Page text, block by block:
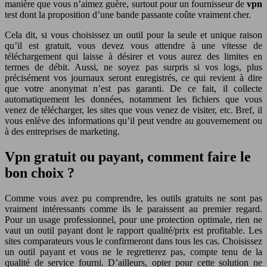
manière que vous n’aimez guère, surtout pour un fournisseur de vpn
test dont la proposition d’une bande passante coûte vraiment cher.
Cela dit, si vous choisissez un outil pour la seule et unique raison
qu’il est gratuit, vous devez vous attendre à une vitesse de
téléchargement qui laisse à désirer et vous aurez des limites en
termes de débit. Aussi, ne soyez pas surpris si vos logs, plus
précisément vos journaux seront enregistrés, ce qui revient à dire
que votre anonymat n’est pas garanti. De ce fait, il collecte
automatiquement les données, notamment les fichiers que vous
venez de télécharger, les sites que vous venez de visiter, etc. Bref, il
vous enlève des informations qu’il peut vendre au gouvernement ou
à des entreprises de marketing.
Vpn gratuit ou payant, comment faire le
bon choix ?
Comme vous avez pu comprendre, les outils gratuits ne sont pas
vraiment intéressants comme ils le paraissent au premier regard.
Pour un usage professionnel, pour une protection optimale, rien ne
vaut un outil payant dont le rapport qualité/prix est profitable. Les
sites comparateurs vous le confirmeront dans tous les cas. Choisissez
un outil payant et vous ne le regretterez pas, compte tenu de la
qualité de service fourni. D’ailleurs, opter pour cette solution ne